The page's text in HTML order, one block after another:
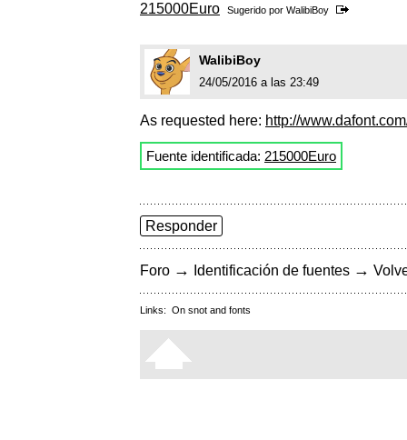
215000Euro Sugerido por WalibiBoy
WalibiBoy
24/05/2016 a las 23:49
As requested here: http://
Fuente identificada: 215000Euro
Responder
Foro → Identificación de fuentes →
Links: On snot and fonts